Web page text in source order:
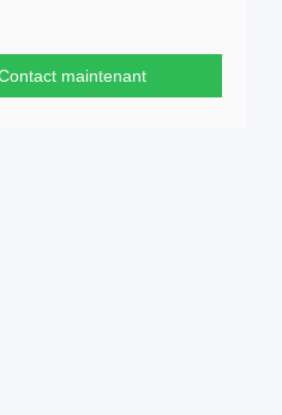
maintenant